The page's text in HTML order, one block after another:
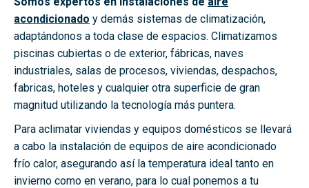
acondicionado y demás sistemas de climatización,
adaptándonos a toda clase de espacios. Climatizamos
piscinas cubiertas o de exterior, fábricas, naves
industriales, salas de procesos, viviendas, despachos,
fabricas, hoteles y cualquier otra superficie de gran
magnitud utilizando la tecnología más puntera.
Para aclimatar viviendas y equipos domésticos se llevará
a cabo la instalación de equipos de aire acondicionado
frío calor, asegurando así la temperatura ideal tanto en
invierno como en verano, para lo cual ponemos a tu